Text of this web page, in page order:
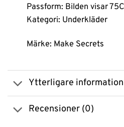
Passform: Bilden visar 75C
Kategori: Underkläder
Märke: Make Secrets
Ytterligare information
Recensioner (0)